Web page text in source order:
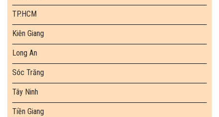
TP.HCM
Kiên Giang
Long An
Sóc Trăng
Tây Ninh
Tiền Giang